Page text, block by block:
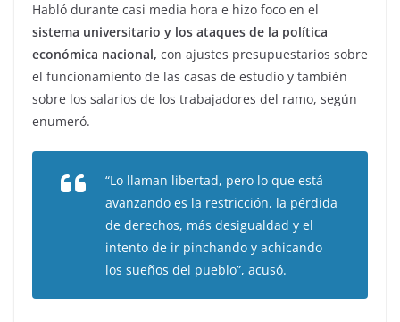
Habló durante casi media hora e hizo foco en el
sistema universitario y los ataques de la política
económica nacional, con ajustes presupuestarios sobre
el funcionamiento de las casas de estudio y también
sobre los salarios de los trabajadores del ramo, según
enumeró.
“Lo llaman libertad, pero lo que está
avanzando es la restricción, la pérdida
de derechos, más desigualdad y el
intento de ir pinchando y achicando
los sueños del pueblo”, acusó.